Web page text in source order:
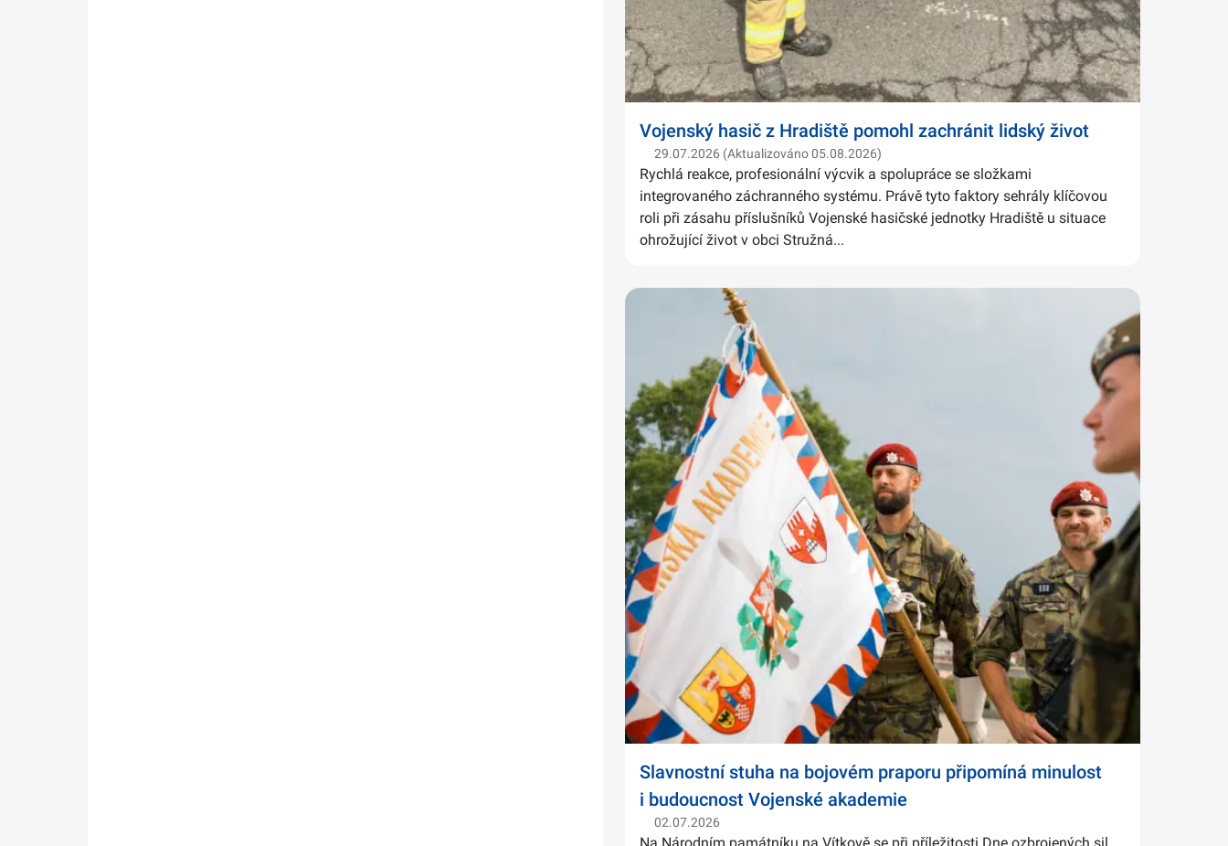
Vojenský hasič z Hradiště pomohl zachránit lidský život
29.07.2026 (Aktualizováno 05.08.2026)
Rychlá reakce, profesionální výcvik a spolupráce se složkami
integrovaného záchranného systému. Právě tyto faktory sehrály klíčovou
roli při zásahu příslušníků Vojenské hasičské jednotky Hradiště u situace
ohrožující život v obci Stružná...
Slavnostní stuha na bojovém praporu připomíná minulost
i budoucnost Vojenské akademie
02.07.2026